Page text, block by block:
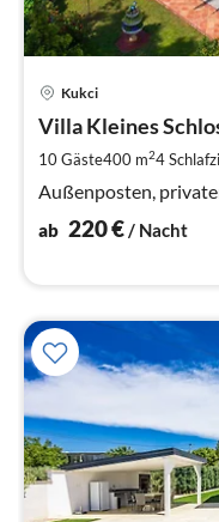
Kukci
Villa Kleines
10 Gäste400 m24
Außenposten,
ab 220€/ Nacht